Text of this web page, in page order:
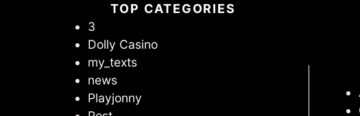
TOP CATEGORIES
3
Dolly Casino
my_texts
news
Playjonny